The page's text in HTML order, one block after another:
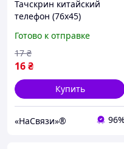
Тачскрин китайский
телефон (76х45)
Готово к отправке
16₴
17 ₴
Купить
«НаСвязи»® 96%